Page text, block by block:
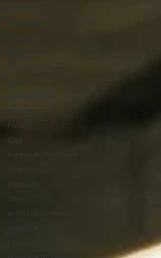
Revista ComA
Podcast
Video
Informes de investigación
Tesis
Análisis de tendencias